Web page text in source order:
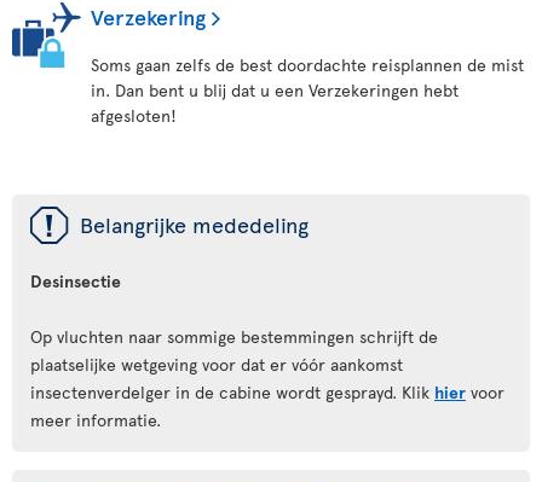
Verzekering
Soms gaan zelfs de best doordachte reisplannen de mist
in. Dan bent u blij dat u een Verzekeringen hebt
afgesloten!
ü Belangrijke mededeling
Desinsectie
Op vluchten naar sommige bestemmingen schrijft de
plaatselijke wetgeving voor dat er vóór aankomst
insectenverdelger in de cabine wordt gesprayd. Klik hier voor
meer informatie.